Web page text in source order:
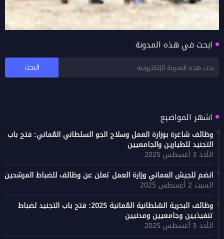
دائرة البلدية بصور تنظم حملة موسعة لتنظيف
ابحث في هذه المدونة
اشهر المواضيع
وظائف شاغرة بوزارة العمل وسلاح الجو السلطاني العُماني: فتح باب
التجنيد للطيارين والجامعيين
الأحد 3 أغسطس 2025
انضم للجيش العماني وزارة العمل تعلن عن وظائف للضباط المرشحين
السبت 2 أغسطس 2025
وظائف البحرية السُلطانية العُمانية 2025: فتح باب التجنيد لضباط
تنفيذيين وجامعيين ومدنيين
الأحد 3 أغسطس 2025